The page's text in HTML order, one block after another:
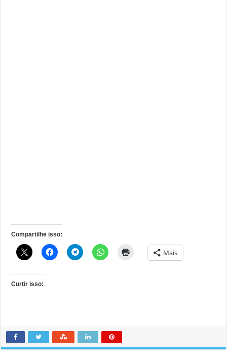
Compartilhe isso:
Mais
Curtir isso: